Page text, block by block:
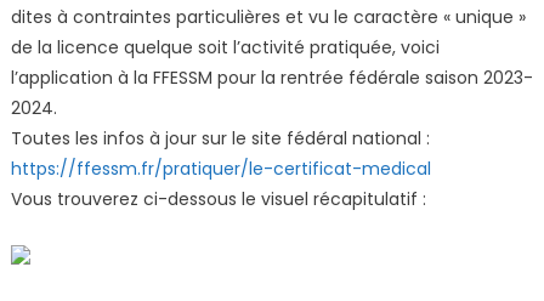
dites à contraintes particulières et vu le caractère « unique »
de la licence quelque soit l’activité pratiquée, voici
l’application à la FFESSM pour la rentrée fédérale saison 2023-
2024.
Toutes les infos à jour sur le site fédéral national :
https://ffessm.fr/pratiquer/le-certificat-medical
Vous trouverez ci-dessous le visuel récapitulatif :